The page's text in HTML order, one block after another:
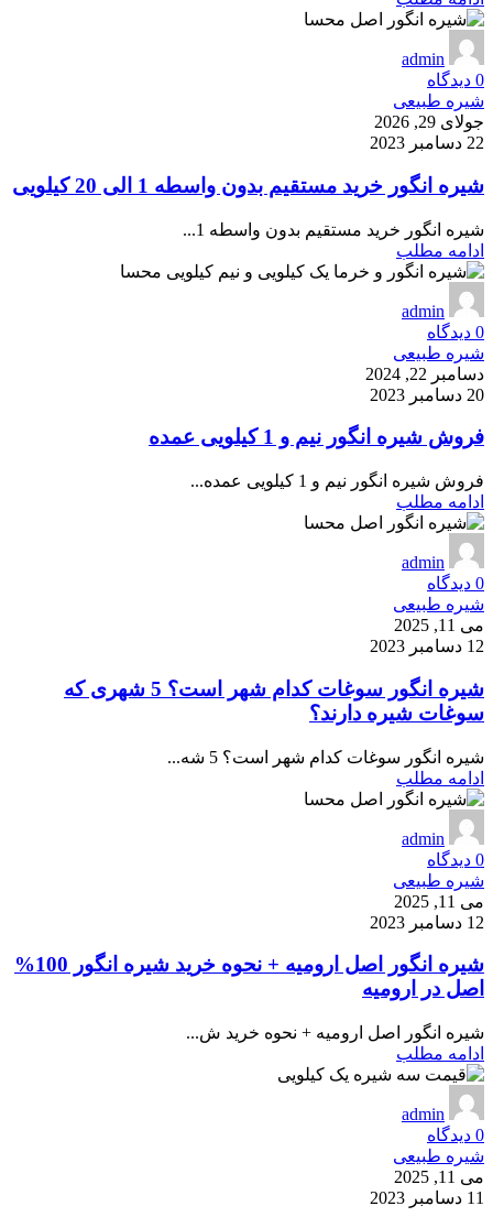
admin
0 دیدگاه
شیره طبیعی
جولای 29, 2026
22 دسامبر 2023
شیره انگور خرید مستقیم بدون واسطه 1 الی 20 کیلویی
شیره انگور خرید مستقیم بدون واسطه 1...
ادامه مطلب
admin
0 دیدگاه
شیره طبیعی
دسامبر 22, 2024
20 دسامبر 2023
فروش شیره انگور نیم و 1 کیلویی عمده
فروش شیره انگور نیم و 1 کیلویی عمده...
ادامه مطلب
admin
0 دیدگاه
شیره طبیعی
می 11, 2025
12 دسامبر 2023
شیره انگور سوغات کدام شهر است؟ 5 شهری که
سوغات شیره دارند؟
شیره انگور سوغات کدام شهر است؟ 5 شه...
ادامه مطلب
admin
0 دیدگاه
شیره طبیعی
می 11, 2025
12 دسامبر 2023
شیره انگور اصل ارومیه + نحوه خرید شیره انگور 100%
اصل در ارومیه
شیره انگور اصل ارومیه + نحوه خرید ش...
ادامه مطلب
admin
0 دیدگاه
شیره طبیعی
می 11, 2025
11 دسامبر 2023